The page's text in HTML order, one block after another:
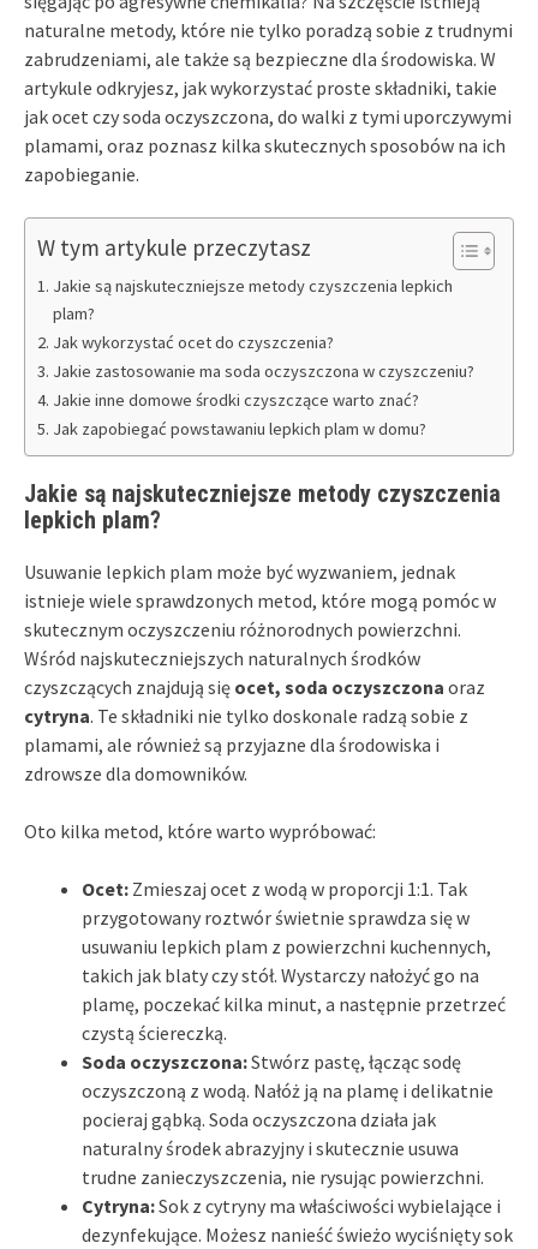
naturalne metody, które nie tylko poradzą sobie z trudnymi
zabrudzeniami, ale także są bezpieczne dla środowiska. W
artykule odkryjesz, jak wykorzystać proste składniki, takie
jak ocet czy soda oczyszczona, do walki z tymi uporczywymi
plamami, oraz poznasz kilka skutecznych sposobów na ich
zapobieganie.
W tym artykule przeczytasz
Jakie są najskuteczniejsze metody czyszczenia lepkich
plam?
Jak wykorzystać ocet do czyszczenia?
Jakie zastosowanie ma soda oczyszczona w czyszczeniu?
Jakie inne domowe środki czyszczące warto znać?
Jak zapobiegać powstawaniu lepkich plam w domu?
Jakie są najskuteczniejsze metody czyszczenia
lepkich plam?
Usuwanie lepkich plam może być wyzwaniem, jednak
istnieje wiele sprawdzonych metod, które mogą pomóc w
skutecznym oczyszczeniu różnorodnych powierzchni.
Wśród najskuteczniejszych naturalnych środków
czyszczących znajdują się ocet, soda oczyszczona oraz
cytryna. Te składniki nie tylko doskonale radzą sobie z
plamami, ale również są przyjazne dla środowiska i
zdrowsze dla domowników.
Oto kilka metod, które warto wypróbować:
Ocet: Zmieszaj ocet z wodą w proporcji 1:1. Tak
przygotowany roztwór świetnie sprawdza się w
usuwaniu lepkich plam z powierzchni kuchennych,
takich jak blaty czy stół. Wystarczy nałożyć go na
plamę, poczekać kilka minut, a następnie przetrzeć
czystą ściereczką.
Soda oczyszczona:Stwórz pastę, łącząc sodę
oczyszczoną z wodą. Nałóż ją na plamę i delikatnie
pocieraj gąbką. Soda oczyszczona działa jak
naturalny środek abrazyjny i skutecznie usuwa
trudne zanieczyszczenia, nie rysując powierzchni.
Cytryna:Sok z cytryny ma właściwości wybielające i
dezynfekujące. Możesz nanieść świeżo wyciśnięty sok